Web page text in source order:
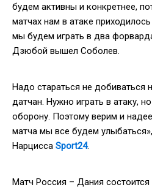
будем активны и конкретнее,
матчах нам в атаке
мы будем играть в два
Дзюбой вышел Соболев.
Надо стараться не добиваться
датчан. Нужно играть в атаку,
оборону. Поэтому верим и
матча мы все будем
Нарцисса Sport24.
Матч Россия – Дания состоится